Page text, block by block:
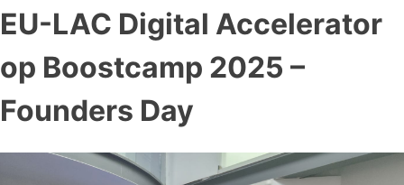
EU-LAC Digital Accelerator
op Boostcamp 2025 –
Founders Day